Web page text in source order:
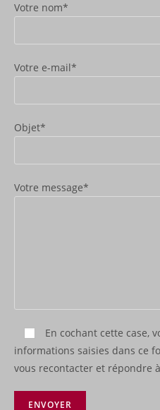
Votre nom*
Votre e-mail*
Objet*
Votre message*
En cochant cette case,
informations saisies dans ce
vous recontacter et répondre